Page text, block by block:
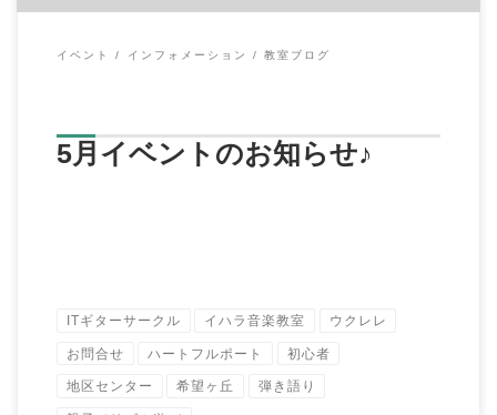
イベント インフォメーション 教室ブログ
5月イベントのお知らせ♪
ITギターサークル イハラ音楽教室 ウクレレ
お問合せ ハートフルポート 初心者
地区センター 希望ヶ丘 弾き語り